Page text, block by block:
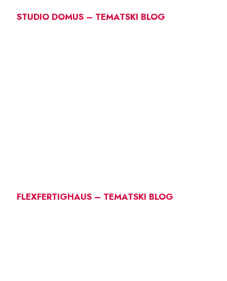
STUDIO DOMUS – TEMATSKI BLOG
FLEXFERTIGHAUS – TEMATSKI BLOG